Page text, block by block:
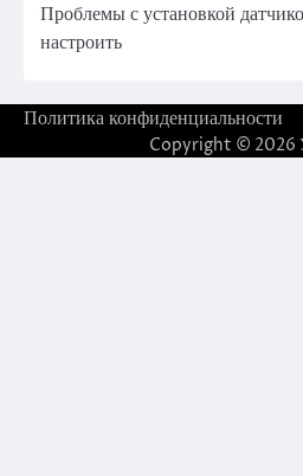
Проблемы с установкой
настроить
Политика конфиденциальности
Copyright © 2026